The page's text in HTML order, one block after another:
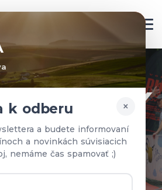
×
k odberu
a budete informovaní
a novinkách súvisiacich
nemáme čas spamovať ;)
VÝSLEDKY
tímy a výsledky z
rokov.